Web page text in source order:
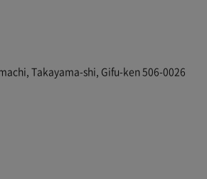
Takayama-shi, Gifu-ken 506-0026